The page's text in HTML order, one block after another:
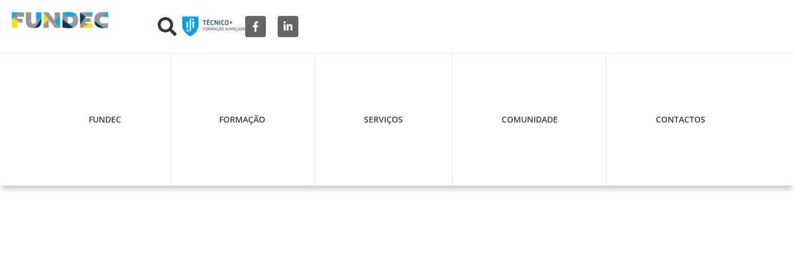
FUNDEC FORMAÇÃO SERVIÇOS COMUNIDADE CONTACTOS